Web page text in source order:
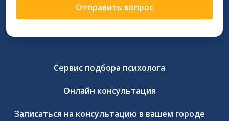
Отправить вопрос
Сервис подбора психолога
Онлайн консультация
Записаться на консультацию в вашем городе